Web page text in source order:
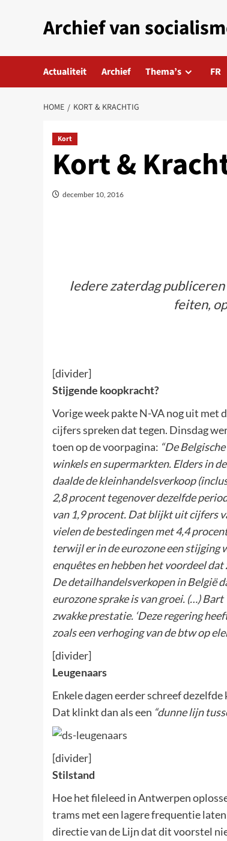
Archief van
Actualiteit Archief Thema’s FR
HOME KORT & KRACHTIG
Kort
Kort &
december 10, 2016
Iedere zaterdag
feiten,
[divider]
Stijgende koopkracht?
Vorige week pakte N-VA nog uit met
cijfers spreken dat tegen. Dinsdag
toen op de voorpagina: “De
winkels en supermarkten. Elders in
daalde de kleinhandelsverkoop
2,8 procent tegenover dezelfde
van 1,9 procent. Dat blijkt uit cijfers
vielen de bestedingen met 4,4
terwijl er in de eurozone een stijging
enquêtes en hebben het voordeel dat
De detailhandels­verkopen in België
eurozone sprake is van groei. (…)
zwakke prestatie. ‘Deze regering
zoals een verhoging van de btw op
[divider]
Leugenaars
Enkele dagen eerder schreef
Dat klinkt dan als een “dunne lijn
[divider]
Stilstand
Hoe het fileleed in Antwerpen
trams met een lagere frequentie
directie van de Lijn dat dit voorstel